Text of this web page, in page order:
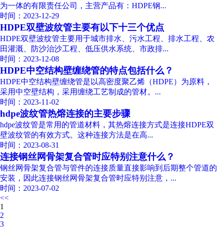
为一体的有限责任公司，主营产品有：HDPE钢...
时间：2023-12-29
HDPE双壁波纹管主要有以下十三个优点
HDPE双壁波纹管主要用于城市排水、污水工程、排水工程、农
田灌溉、防沙治沙工程、低压供水系统、市政排...
时间：2023-12-08
HDPE中空结构壁缠绕管的特点包括什么？
HDPE中空结构壁缠绕管是以高密度聚乙烯（HDPE）为原料，
采用中空壁结构，采用缠绕工艺制成的管材。...
时间：2023-11-02
hdpe波纹管热熔连接的主要步骤
hdpe波纹管是常用的管道材料，其热熔连接方式是连接HDPE双
壁波纹管的有效方式。这种连接方法是在高...
时间：2023-08-31
连接钢丝网骨架复合管时应特别注意什么？
钢丝网骨架复合管与管件的连接质量直接影响到后期整个管道的
安装，因此连接钢丝网骨架复合管时应特别注意，...
时间：2023-07-02
<<
1
2
3